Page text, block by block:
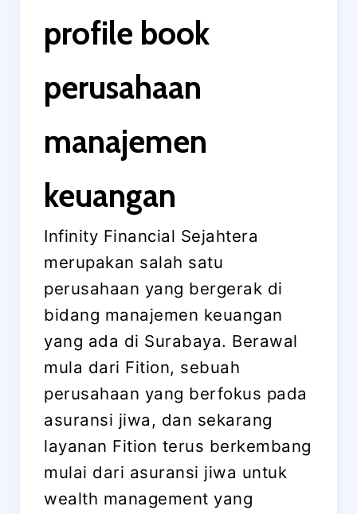
profile book
perusahaan
manajemen
keuangan
Infinity Financial Sejahtera
merupakan salah satu
perusahaan yang bergerak di
bidang manajemen keuangan
yang ada di Surabaya. Berawal
mula dari Fition, sebuah
perusahaan yang berfokus pada
asuransi jiwa, dan sekarang
layanan Fition terus berkembang
mulai dari asuransi jiwa untuk
wealth management yang